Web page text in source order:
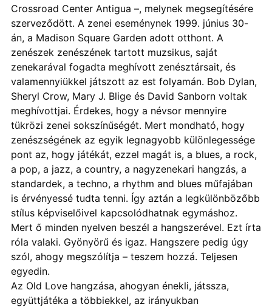
Crossroad Center Antigua –, melynek megsegítésére
szerveződött. A zenei eseménynek 1999. június 30-
án, a Madison Square Garden adott otthont. A
zenészek zenészének tartott muzsikus, saját
zenekarával fogadta meghívott zenésztársait, és
valamennyiükkel játszott az est folyamán. Bob Dylan,
Sheryl Crow, Mary J. Blige és David Sanborn voltak
meghívottjai. Érdekes, hogy a névsor mennyire
tükrözi zenei sokszínűségét. Mert mondható, hogy
zenészségének az egyik legnagyobb különlegessége
pont az, hogy játékát, ezzel magát is, a blues, a rock,
a pop, a jazz, a country, a nagyzenekari hangzás, a
standardek, a techno, a rhythm and blues műfajában
is érvényessé tudta tenni. Így aztán a legkülönbözőbb
stílus képviselőivel kapcsolódhatnak egymáshoz.
Mert ő minden nyelven beszél a hangszerével. Ezt írta
róla valaki. Gyönyörű és igaz. Hangszere pedig úgy
szól, ahogy megszólítja – teszem hozzá. Teljesen
egyedin.
Az Old Love hangzása, ahogyan énekli, játssza,
együttjátéka a többiekkel, az irányukban